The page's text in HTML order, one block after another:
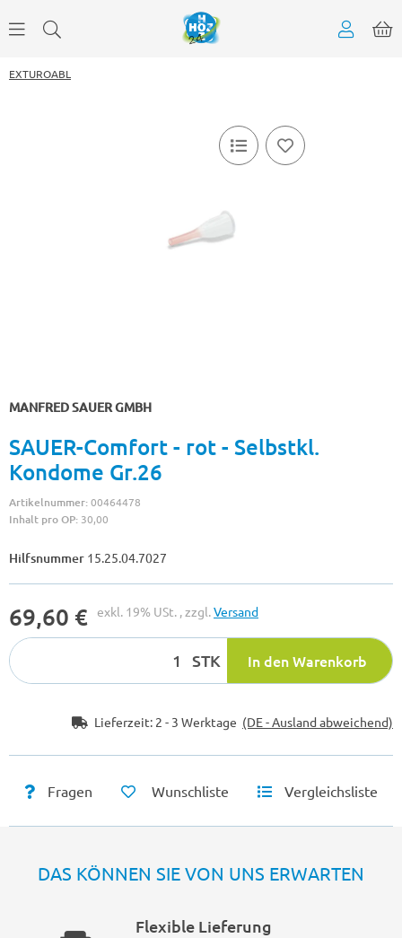
EXTUROABL
MANFRED SAUER GMBH
SAUER-Comfort - rot - Selbstkl.
Kondome Gr.26
Artikelnummer:00464478
Inhalt pro OP: 30,00
Hilfsnummer 15.25.04.7027
69,60 € exkl. 19% USt. , zzgl.Versand
STK In den Warenkorb
Lieferzeit: 2 - 3 Werktage (DE - Ausland abweichend)
Fragen Wunschliste Vergleichsliste
DAS KÖNNEN SIE VON UNS ERWARTEN
Flexible Lieferung